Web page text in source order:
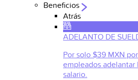
Beneficios
Atrás
ADELANTO DE
Por solo $39 MXN
empleados adelantar
salario.